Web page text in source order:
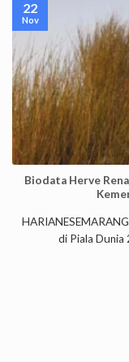
Biodata Herve
di Piala Dunia
22
Nov